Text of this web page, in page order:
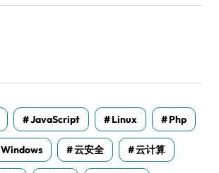
JavaScript Linux Php
Windows 云安全 云计算